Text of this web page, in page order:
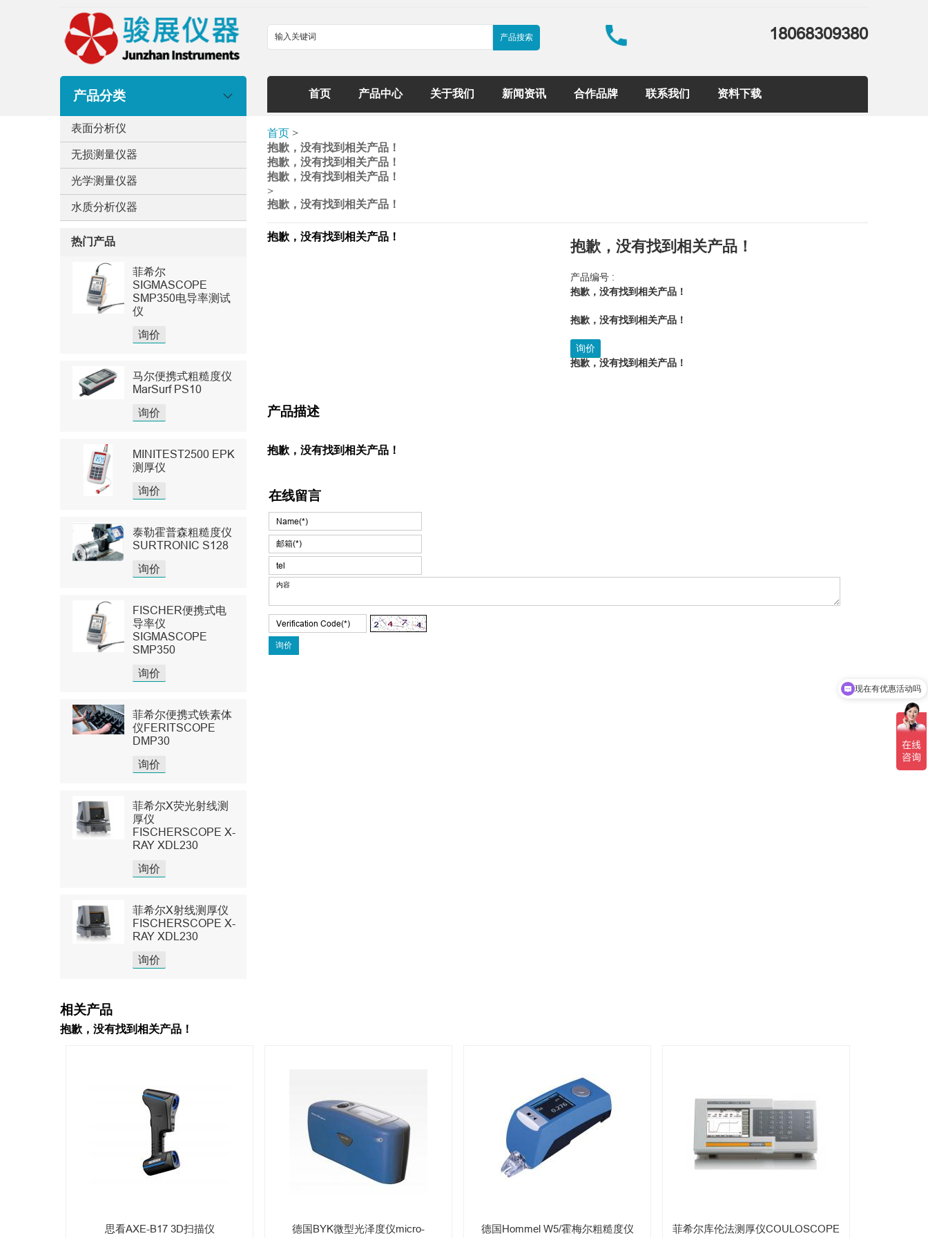
现在有优惠活动吗
18068309380
产品分类 首页 产品中心 关于我们 新闻资讯 合作品牌 联系我们 资料下载
表面分析仪
无损测量仪器
光学测量仪器
水质分析仪器
热门产品
菲希尔
SIGMASCOPE
SMP350电导率测试
仪
询价
马尔便携式粗糙度仪
MarSurf PS10
询价
MINITEST2500 EPK
测厚仪
询价
泰勒霍普森粗糙度仪
SURTRONIC S128
询价
FISCHER便携式电
导率仪
SIGMASCOPE
SMP350
询价
菲希尔便携式铁素体
仪FERITSCOPE
DMP30
询价
菲希尔X荧光射线测
厚仪
FISCHERSCOPE X-
RAY XDL230
询价
菲希尔X射线测厚仪
FISCHERSCOPE X-
RAY XDL230
询价
首页 >
抱歉，没有找到相关产品！
抱歉，没有找到相关产品！
抱歉，没有找到相关产品！
>
抱歉，没有找到相关产品！
抱歉，没有找到相关产品！
抱歉，没有找到相关产品！
产品编号 :
抱歉，没有找到相关产品！
抱歉，没有找到相关产品！
询价
抱歉，没有找到相关产品！
产品描述
抱歉，没有找到相关产品！
在线留言
相关产品
抱歉，没有找到相关产品！
思看AXE-B17 3D扫描仪
德国BYK微型光泽度仪micro-
德国​Hommel W5/霍梅尔粗糙度仪
菲希尔库伦法测厚仪COULOSCOPE